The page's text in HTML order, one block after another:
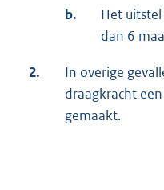
b.
Het
dan 6
2.
In overige
draagkracht
gemaakt.